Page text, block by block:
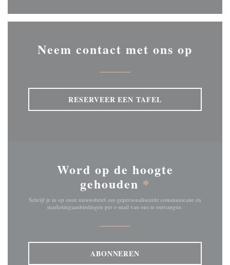
Neem contact met ons op
RESERVEER EEN TAFEL
Word op de hoogte
gehouden *
Schrijf je in op onze nieuwsbrief om gepersonaliseerde communicatie en
marketingaanbiedingen per e-mail van ons te ontvangen.
ABONNEREN